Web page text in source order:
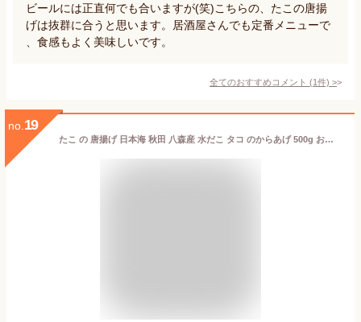
ビールには正直何でも合いますが(笑)こちらの、たこの唐揚
げは抜群に合うと思います。居酒屋さんでも定番メニューで
、食感もよく美味しいです。
全てのおすすめコメント (1件) >
no. 19
たこ の 唐揚げ 日本海 秋田 八森産 水だこ タコ のからあげ 500g お取り寄せ 秋田